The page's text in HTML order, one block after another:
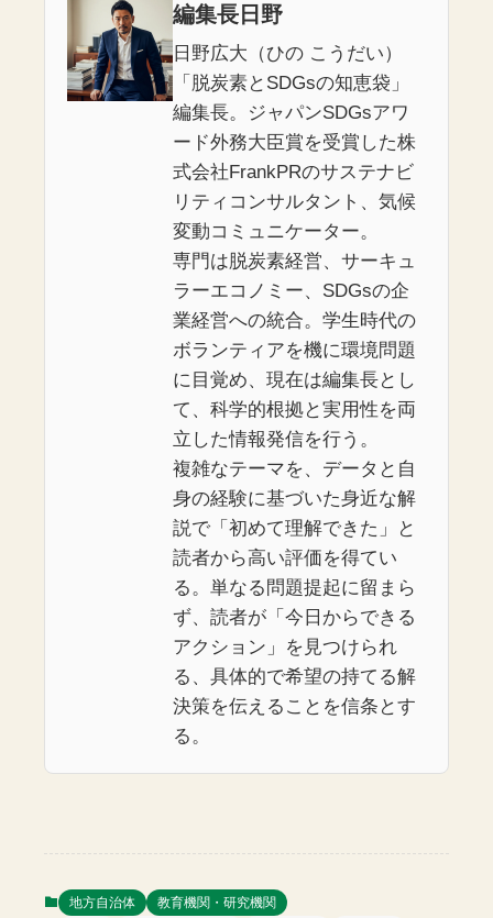
編集長日野
日野広大（ひの こうだい）
「脱炭素とSDGsの知恵袋」
編集長。ジャパンSDGsアワ
ード外務大臣賞を受賞した株
式会社FrankPRのサステナビ
リティコンサルタント、気候
変動コミュニケーター。
専門は脱炭素経営、サーキュ
ラーエコノミー、SDGsの企
業経営への統合。学生時代の
ボランティアを機に環境問題
に目覚め、現在は編集長とし
て、科学的根拠と実用性を両
立した情報発信を行う。
複雑なテーマを、データと自
身の経験に基づいた身近な解
説で「初めて理解できた」と
読者から高い評価を得てい
る。単なる問題提起に留まら
ず、読者が「今日からできる
アクション」を見つけられ
る、具体的で希望の持てる解
決策を伝えることを信条とす
る。
地方自治体
教育機関・研究機関